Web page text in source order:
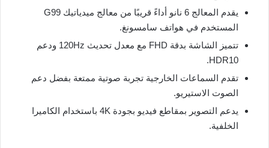
يقدم المعالج 6 نانو أداءً قريبًا من معالج ميدياتيك G99
المستخدم في هواتف سامسونغ.
تتميز الشاشة بدقة FHD مع معدل تحديث 120Hz ودعم
HDR10.
تقدم السماعات الخارجية تجربة صوتية ممتعة بفضل دعم
الصوت الاستيريو.
يدعم التصوير بمقاطع فيديو بجودة 4K باستخدام الكاميرا
الخلفية.